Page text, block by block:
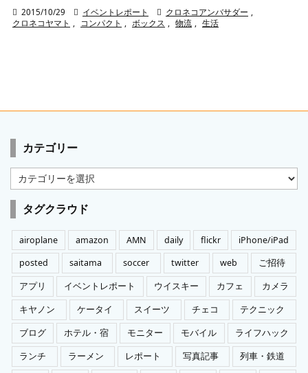
 2015/10/29  イベントレポート  クロネコアンバサダー ,
クロネコヤマト , コンパクト , ボックス , 物流 , 生活
カテゴリー
カ
テ
ゴ
リ
ー
タグクラウド
airoplane amazon AMN daily flickr
iPhone/iPad
posted
saitama soccer twitter web
ご招待
アプリ
イベントレポート ウイスキー カフェ
カメラ
キヤノン
ケータイ スイーツ チェコ
テクニック
ブログ
ホテル・宿 モニター モバイル
ライフハック
ランチ
ラーメン レポート 写真記事
列車・鉄道